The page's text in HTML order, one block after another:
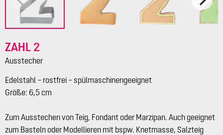
ZAHL 2
Ausstecher
Edelstahl – rostfrei – spülmaschinengeeignet
Größe: 6,5 cm
Zum Ausstechen von Teig, Fondant oder Marzipan. Auch geeignet
zum Basteln oder Modellieren mit bspw. Knetmasse, Salzteig